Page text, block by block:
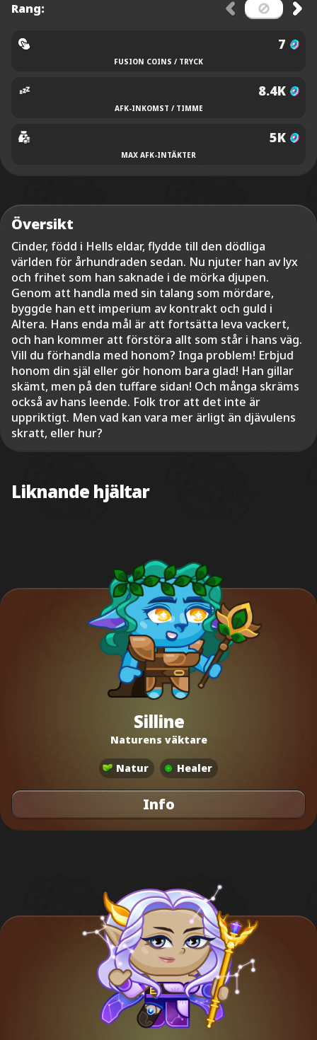
Rang:
7
FUSION COINS / TRYCK
8.4K
AFK-INKOMST / TIMME
5K
MAX AFK-INTÄKTER
Översikt
Cinder, född i Hells eldar, flydde till den dödliga
världen för århundraden sedan. Nu njuter han av lyx
och frihet som han saknade i de mörka djupen.
Genom att handla med sin talang som mördare,
byggde han ett imperium av kontrakt och guld i
Altera. Hans enda mål är att fortsätta leva vackert,
och han kommer att förstöra allt som står i hans väg.
Vill du förhandla med honom? Inga problem! Erbjud
honom din själ eller gör honom bara glad! Han gillar
skämt, men på den tuffare sidan! Och många skräms
också av hans leende. Folk tror att det inte är
uppriktigt. Men vad kan vara mer ärligt än djävulens
skratt, eller hur?
Liknande hjältar
Silline
Naturens väktare
Natur Healer
Info